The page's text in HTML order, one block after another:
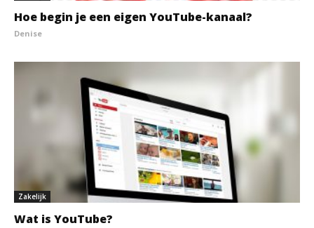
Hoe begin je een eigen YouTube-kanaal?
Denise
Zakelijk
Wat is YouTube?